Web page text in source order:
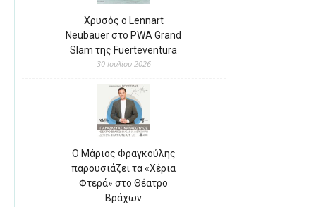
Χρυσός ο Lennart
Neubauer στο PWA Grand
Slam της Fuerteventura
30 Ιουλίου 2026
Ο Μάριος Φραγκούλης
παρουσιάζει τα «Χέρια
Φτερά» στο Θέατρο
Βράχων